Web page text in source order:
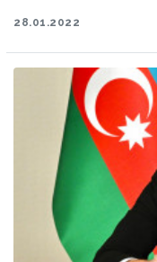
28.01.2022